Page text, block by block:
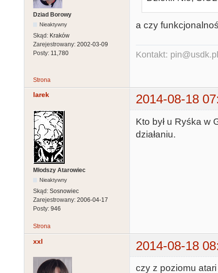
Dziad Borowy
Nieaktywny
Skąd: Kraków
Zarejestrowany: 2002-03-09
Posty: 11,780
a czy
Kontakt: pin@usdk.pl
Strona
larek 2014-08-18
Młodszy Atarowiec
Nieaktywny
Skąd: Sosnowiec
Zarejestrowany: 2006-04-17
Posty: 946
Kto był u Ryśka w
działaniu.
Strona
xxl 2014-08-18
czy z poziomu